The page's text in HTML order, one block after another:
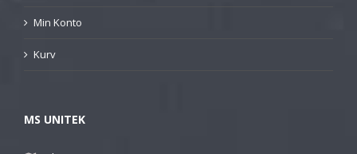
Min Konto
Kurv
MS UNITEK